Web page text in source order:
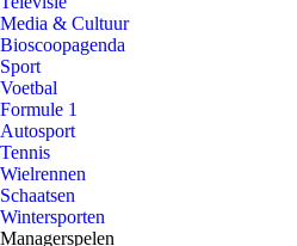
Media & Cultuur
Bioscoopagenda
Sport
Voetbal
Formule 1
Autosport
Tennis
Wielrennen
Schaatsen
Wintersporten
Managerspelen